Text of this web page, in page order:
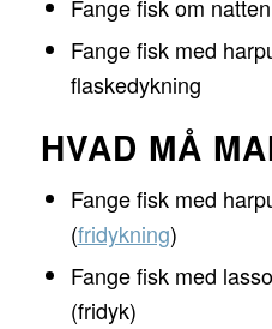
Fange fisk om
Fange fisk med
flaskedykning
HVAD MÅ
Fange fisk med
(fridykning)
Fange fisk med
(fridyk)